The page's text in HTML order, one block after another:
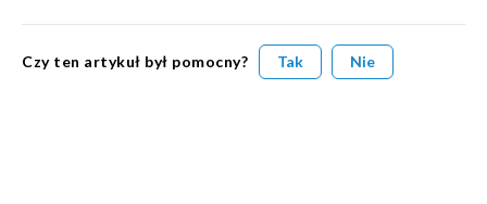
Czy ten artykuł był pomocny? Tak Nie